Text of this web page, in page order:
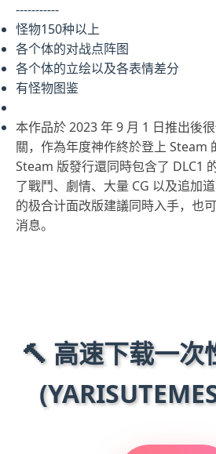
-----------
怪物150种以上
各个体的对战点阵图
各个体的立绘以及各表情差分
有怪物图鉴
本作品於 2023 年 9 月 1 日推出後
關，作為年度神作終於登上 Steam
Steam 版發行還同時包含了 DLC1
了戰鬥、劇情、大量 CG 以及追加
的极合计面改版建議同時入手，也
消息。
🔨 高速下载一次